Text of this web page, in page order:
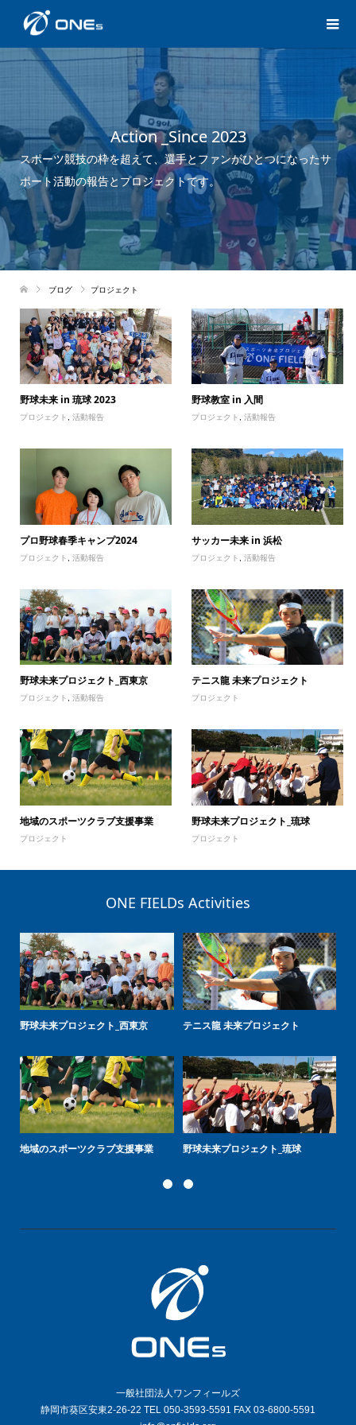
Action _Since 2023
スポーツ競技の枠を超えて、選手とファンがひとつになったサ
ポート活動の報告とプロジェクトです。
ブログ プロジェクト
野球未来 in 琉球 2023
プロジェクト , 活動報告
野球教室 in 入間
プロジェクト ,活動報告
プロ野球春季キャンプ2024
プロジェクト 活動報告
サッカー未来 in 浜松
プロジェクト ,活動報告
野球未来プロジェクト_西東京
プロジェクト 活動報告
テニス龍 未来プロジェクト
プロジェクト
地域のスポーツクラブ支援事業
プロジェクト
野球未来プロジェクト_琉球
プロジェクト
ONE FIELDs Activities
野球未来プロジェクト_西東京 テニス龍 未来プロジェクト
地域のスポーツクラブ支援事業 野球未来プロジェクト_琉球
一般社団法人ワンフィールズ
静岡市葵区安東2-26-22 TEL 050-3593-5591 FAX 03-6800-5591